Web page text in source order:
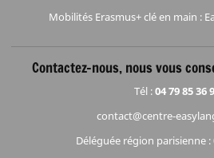
Mobilités Erasmus+ clé en main :
Contactez-nous, nous vous
Tél :04 79 85 36
contact@centre-
Déléguée région parisienne :